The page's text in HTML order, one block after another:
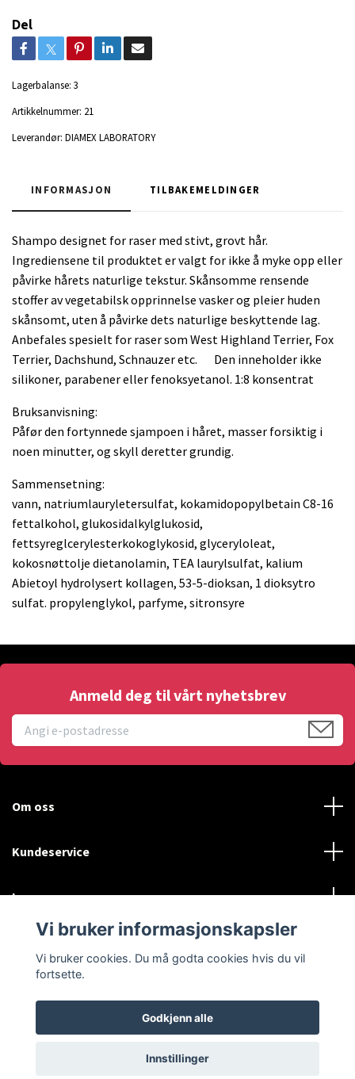
Del
Lagerbalanse: 3
Artikkelnummer: 21
Leverandør: DIAMEX LABORATORY
INFORMASJON TILBAKEMELDINGER
Shampo designet for raser med stivt, grovt hår.
Ingrediensene til produktet er valgt for ikke å myke opp eller
påvirke hårets naturlige tekstur. Skånsomme rensende
stoffer av vegetabilsk opprinnelse vasker og pleier huden
skånsomt, uten å påvirke dets naturlige beskyttende lag.
Anbefales spesielt for raser som West Highland Terrier, Fox
Terrier, Dachshund, Schnauzer etc. Den inneholder ikke
silikoner, parabener eller fenoksyetanol. 1:8 konsentrat
Bruksanvisning:
Påfør den fortynnede sjampoen i håret, masser forsiktig i
noen minutter, og skyll deretter grundig.
Sammensetning:
vann, natriumlauryletersulfat, kokamidopopylbetain C8-16
fettalkohol, glukosidalkylglukosid,
fettsyreglcerylesterkokoglykosid, glyceryloleat,
kokosnøttolje dietanolamin, TEA laurylsulfat, kalium
Abietoyl hydrolysert kollagen, 53-5-dioksan, 1 dioksytro
sulfat. propylenglykol, parfyme, sitronsyre
Anmeld deg til vårt nyhetsbrev
Om oss
Kundeservice
Les mer
Sosiale medier
© 2026 Diamex
Vi bruker informasjonskapsler
Vi bruker cookies. Du må godta cookies hvis du vil
fortsette.
Godkjenn alle
Innstillinger